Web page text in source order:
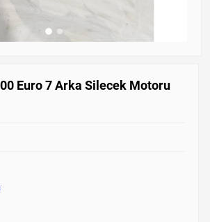
Euro 7 Arka Silecek Motoru